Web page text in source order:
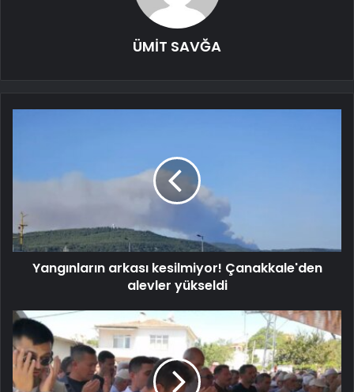
ÜMİT SAVĞA
Yangınların arkası kesilmiyor! Çanakkale'den
alevler yükseldi